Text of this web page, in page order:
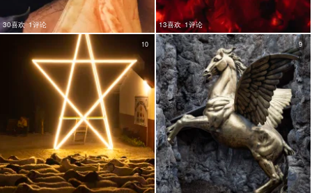
30喜欢 1评论 13喜欢 1评论
10 9